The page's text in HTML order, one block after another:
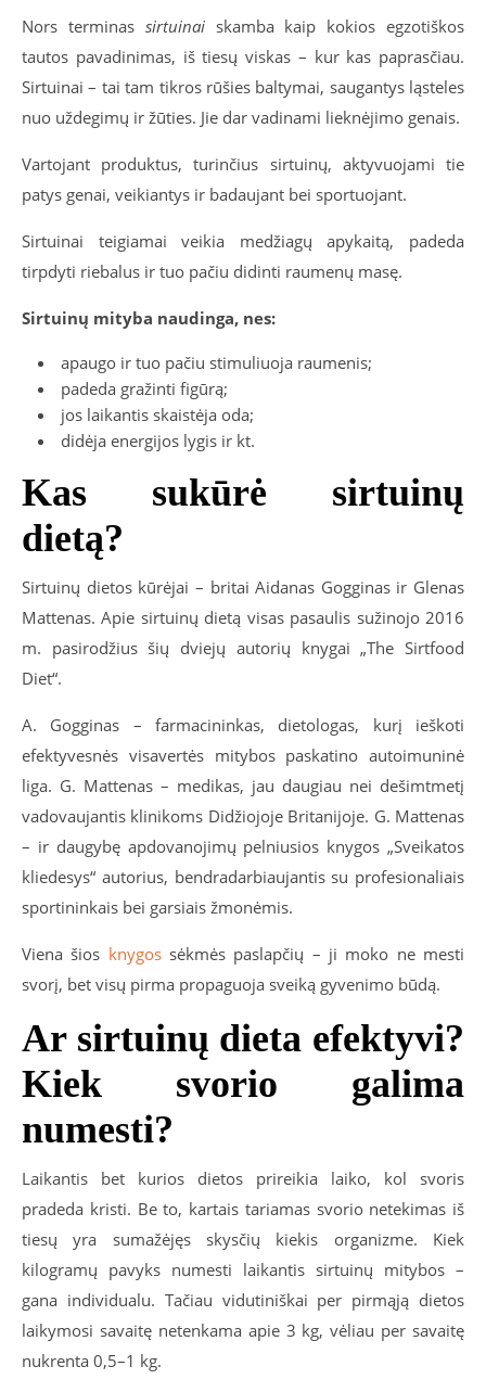
Nors terminas sirtuinaiskamba kaip kokios egzotiškos
tautos pavadinimas, iš tiesų viskas – kur kas paprasčiau.
Sirtuinai – tai tam tikros rūšies baltymai, saugantys ląsteles
nuo uždegimų ir žūties. Jie dar vadinami lieknėjimo genais.
Vartojant produktus, turinčius sirtuinų, aktyvuojami tie
patys genai, veikiantys ir badaujant bei sportuojant.
Sirtuinai teigiamai veikia medžiagų apykaitą, padeda
tirpdyti riebalus ir tuo pačiu didinti raumenų masę.
Sirtuinų mityba naudinga, nes:
apaugo ir tuo pačiu stimuliuoja raumenis;
padeda gražinti figūrą;
jos laikantis skaistėja oda;
didėja energijos lygis ir kt.
Kas sukūrė sirtuinų
dietą?
Sirtuinų dietos kūrėjai – britai Aidanas Gogginas ir Glenas
Mattenas. Apie sirtuinų dietą visas pasaulis sužinojo 2016
m. pasirodžius šių dviejų autorių knygai „The Sirtfood
Diet“.
A. Gogginas – farmacininkas, dietologas, kurį ieškoti
efektyvesnės visavertės mitybos paskatino autoimuninė
liga. G. Mattenas – medikas, jau daugiau nei dešimtmetį
vadovaujantis klinikoms Didžiojoje Britanijoje. G. Mattenas
– ir daugybę apdovanojimų pelniusios knygos „Sveikatos
kliedesys“ autorius, bendradarbiaujantis su profesionaliais
sportininkais bei garsiais žmonėmis.
Viena šios knygossėkmės paslapčių – ji moko ne mesti
svorį, bet visų pirma propaguoja sveiką gyvenimo būdą.
Ar sirtuinų dieta efektyvi?
Kiek svorio galima
numesti?
Laikantis bet kurios dietos prireikia laiko, kol svoris
pradeda kristi. Be to, kartais tariamas svorio netekimas iš
tiesų yra sumažėjęs skysčių kiekis organizme. Kiek
kilogramų pavyks numesti laikantis sirtuinų mitybos –
gana individualu. Tačiau vidutiniškai per pirmąją dietos
laikymosi savaitę netenkama apie 3 kg, vėliau per savaitę
nukrenta 0,5–1 kg.